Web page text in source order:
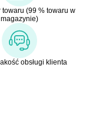
towaru (99 % towaru w
magazynie)
obsługi klienta